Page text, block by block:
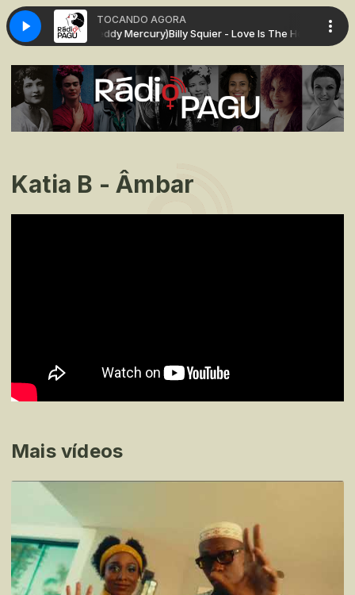
TOCANDO AGORA
Hero (feat. Freddy Mercury)Billy Squier - Love Is The Hero (feat.
Katia B - Âmbar
Mais vídeos